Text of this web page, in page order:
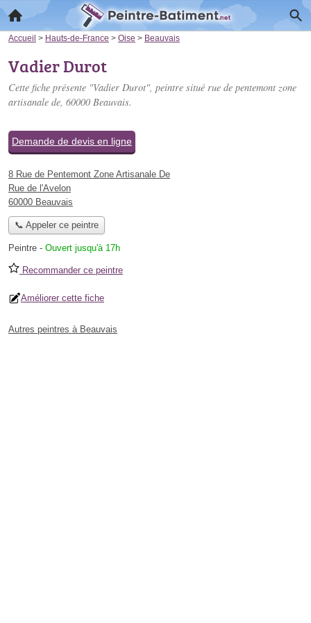
Accueil > Hauts-de-France > Oise > Beauvais
Vadier Durot
Cette fiche présente "Vadier Durot", peintre situé rue de pentemont zone
artisanale de, 60000 Beauvais.
Demande de devis en ligne
8 Rue de Pentemont Zone Artisanale De
Rue de l'Avelon
60000 Beauvais
📞 Appeler ce peintre
Peintre - Ouvert jusqu'à 17h
Recommander ce peintre
Améliorer cette fiche
Autres peintres à Beauvais